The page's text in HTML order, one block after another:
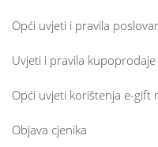
Opći uvjeti i pravila
Uvjeti i pravila
Opći uvjeti korištenja e-gift
Objava cjenika